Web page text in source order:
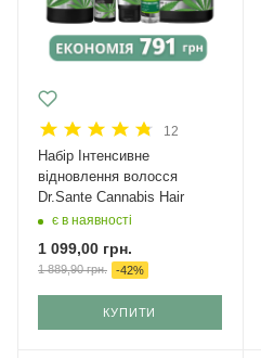
12
Набір Інтенсивне
відновлення волосся
Dr.Sante Cannabis Hair
є в наявності
1 099,00 грн.
1 889,90грн. -42%
КУПИТИ